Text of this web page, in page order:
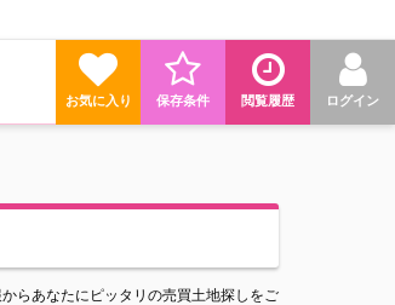
ログイン
閲覧履歴
保存条件
お気に入り
らあなたにピッタリの売買土地探しをご